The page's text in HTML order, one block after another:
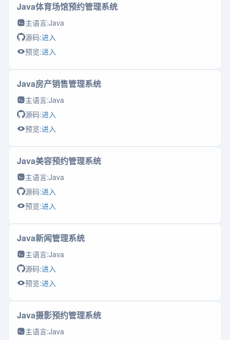
Java体育场馆预约管理系统
主语言:Java
源码:进入
预览:进入
Java房产销售管理系统
主语言:Java
源码:进入
预览:进入
Java美容预约管理系统
主语言:Java
源码:进入
预览:进入
Java新闻管理系统
主语言:Java
源码:进入
预览:进入
Java摄影预约管理系统
主语言:Java